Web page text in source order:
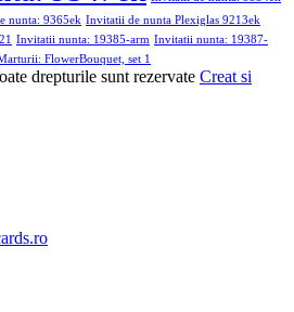
nunta: 9365ek Invitatii de nunta Plexiglas 9213ek
Invitatii nunta: 19385-arm Invitatii nunta: 19387-
FlowerBouquet, set 1
drepturile sunt rezervate Creat si